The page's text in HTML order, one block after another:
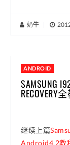
奶牛
ANDROID
SAMSUNG
RECOVERY
继续上篇
Android4.2教